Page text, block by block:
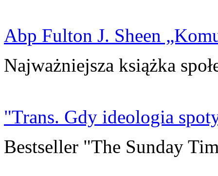
Abp Fulton J. Sheen
Najważniejsza książka
"Trans. Gdy ideologia
Bestseller "The Sunday